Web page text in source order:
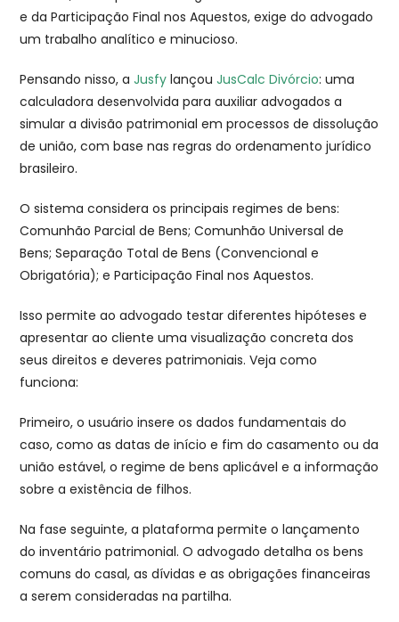
e da Participação Final nos Aquestos, exige do advogado
um trabalho analítico e minucioso.
Pensando nisso, aJusfy lançouJusCalc Divórcio: uma
calculadora desenvolvida para auxiliar advogados a
simular a divisão patrimonial em processos de dissolução
de união, com base nas regras do ordenamento jurídico
brasileiro.
O sistema considera os principais regimes de bens:
Comunhão Parcial de Bens; Comunhão Universal de
Bens; Separação Total de Bens (Convencional e
Obrigatória); e Participação Final nos Aquestos.
Isso permite ao advogado testar diferentes hipóteses e
apresentar ao cliente uma visualização concreta dos
seus direitos e deveres patrimoniais. Veja como
funciona:
Primeiro, o usuário insere os dados fundamentais do
caso, como as datas de início e fim do casamento ou da
união estável, o regime de bens aplicável e a informação
sobre a existência de filhos.
Na fase seguinte, a plataforma permite o lançamento
do inventário patrimonial. O advogado detalha os bens
comuns do casal, as dívidas e as obrigações financeiras
a serem consideradas na partilha.